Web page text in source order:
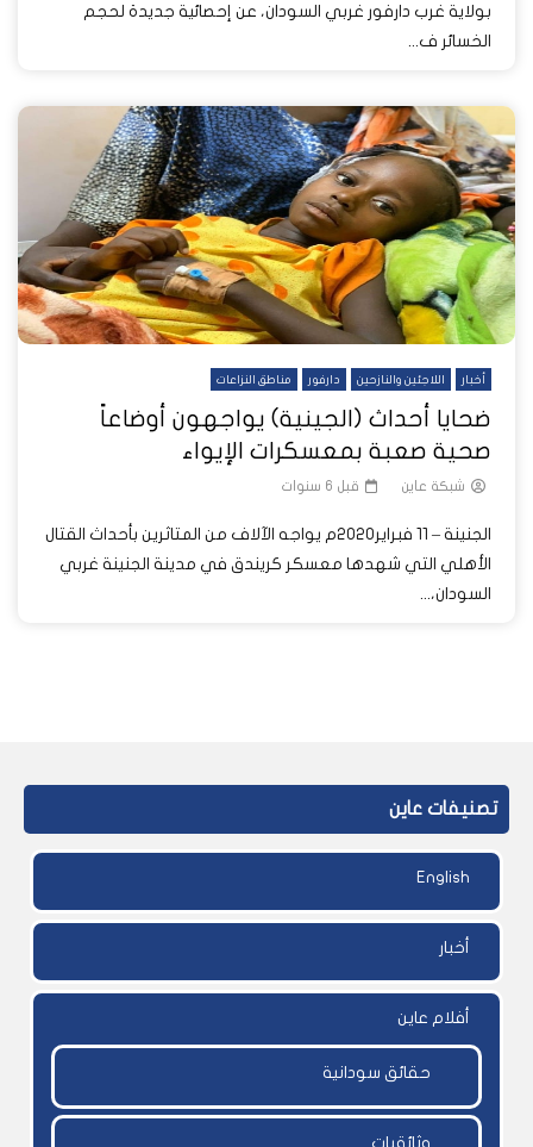
بولاية غرب دارفور غربي السودان، عن إحصائية جديدة لحجم
الخسائر ف...
أخبار اللاجئين والنازحين دارفور مناطق النزاعات
ضحايا أحداث (الجينية) يواجهون أوضاعاً
صحية صعبة بمعسكرات الإيواء
شبكة عاين قبل 6 سنوات
الجنينة – 11 فبراير2020م يواجه الآلاف من المتاثرين بأحداث القتال
الأهلي التي شهدها معسكر كريندق في مدينة الجنينة غربي
السودان،...
تصنيفات عاين
English
أخبار
أفلام عاين
حقائق سودانية
وثائقيات